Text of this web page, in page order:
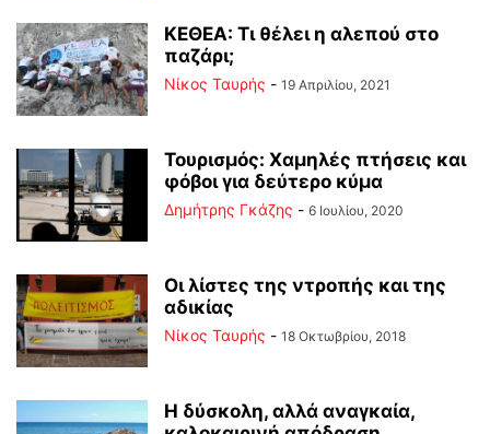
ΚΕΘΕΑ: Τι θέλει η αλεπού στο
παζάρι;
Νίκος Ταυρής - 19 Απριλίου, 2021
Τουρισμός: Χαμηλές πτήσεις και
φόβοι για δεύτερο κύμα
Δημήτρης Γκάζης - 6 Ιουλίου, 2020
Οι λίστες της ντροπής και της
αδικίας
Νίκος Ταυρής - 18 Οκτωβρίου, 2018
Η δύσκολη, αλλά αναγκαία,